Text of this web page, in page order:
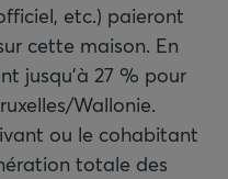
etc.) paieront
cette maison. En
jusqu’à 27 % pour
Wallonie.
ou le cohabitant
totale des